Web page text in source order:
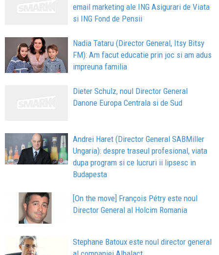
email marketing ale ING Asigurari de Viata
si ING Fond de Pensii
Nadia Tataru (Director General, Itsy Bitsy
FM): Am facut educatie prin joc si am adus
impreuna familia
Dieter Schulz, noul Director General
Danone Europa Centrala si de Sud
Andrei Haret (Director General SABMiller
Ungaria): despre traseul profesional, viata
dupa program si ce lucruri ii lipsesc in
Budapesta
[On the move] François Pétry este noul
Director General al Holcim Romania
Stephane Batoux este noul director general